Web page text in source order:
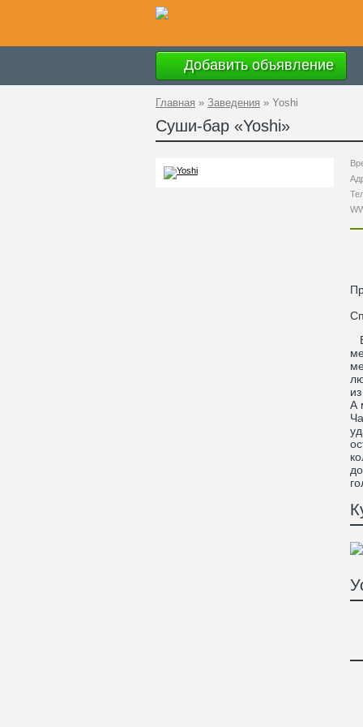
Добавить объявление
Главная » Заведения » Yoshi
Суши-бар «Yoshi»
А